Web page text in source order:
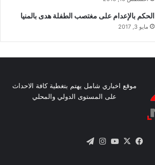
الحكم بالإعدام على مغتصب الطفلة هدى بالمنيا
مايو 3, 2017
موقع اخباري شامل يهتم بتغطية كافة الاحداث
على المستوى الدولي والمحلي
فيسبوك
X يوتيوبانستقرام